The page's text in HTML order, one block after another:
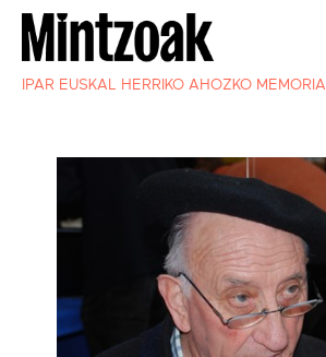
IPAR EUSKAL HERRIKO AHOZKO MEMORIA